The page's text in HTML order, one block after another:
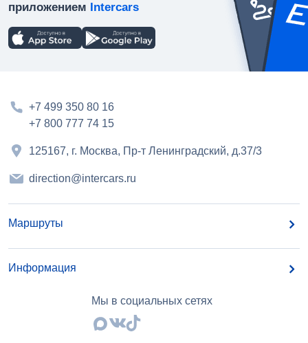
приложением Intercars
+7 499 350 80 16
+7 800 777 74 15
125167, г. Москва, Пр-т Ленинградский, д.37/3
direction@intercars.ru
Маршруты
Информация
Мы в социальных сетях